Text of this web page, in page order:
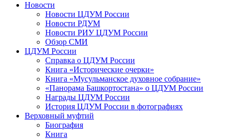
Новости
Новости ЦДУМ России
Новости РДУМ
Новости РИУ ЦДУМ России
Обзор СМИ
ЦДУМ России
Справка о ЦДУМ России
Книга «Исторические очерки»
Книга «Мусульманское духовное собрание»
«Панорама Башкортостана» о ЦДУМ России
Награды ЦДУМ России
История ЦДУМ России в фотографиях
Верховный муфтий
Биография
Книга